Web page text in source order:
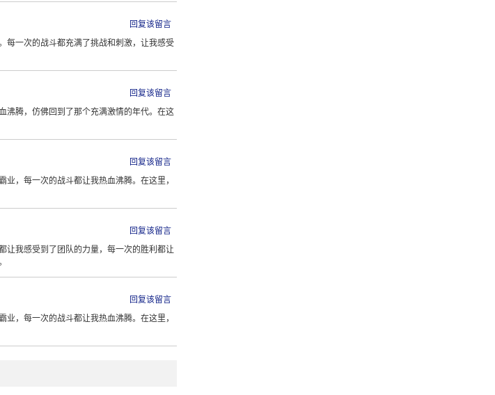
回复该留言
每一次的战斗都充满了挑战和刺激，让我感受
回复该留言
沸腾，仿佛回到了那个充满激情的年代。在这
回复该留言
，每一次的战斗都让我热血沸腾。在这里，
回复该留言
让我感受到了团队的力量，每一次的胜利都让
回复该留言
，每一次的战斗都让我热血沸腾。在这里，